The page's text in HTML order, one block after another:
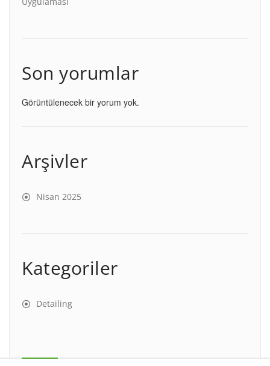
Son yorumlar
Görüntülenecek bir yorum yok.
Arşivler
Nisan 2025
Kategoriler
Detailing